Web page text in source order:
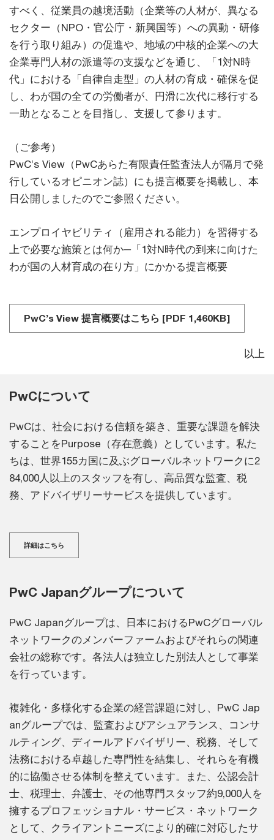
すべく、従業員の越境活動（企業等の人材が、異なる
セクター（NPO・官公庁・新興国等）への異動・研修
を行う取り組み）の促進や、地域の中核的企業への大
企業専門人材の派遣等の支援などを通じ、「1対N時
代」における「自律自走型」の人材の育成・確保を促
し、わが国の全ての労働者が、円滑に次代に移行する
一助となることを目指し、支援して参ります。
（ご参考）
PwC’s View（PwCあらた有限責任監査法人が隔月で発
行しているオピニオン誌）にも提言概要を掲載し、本
日公開しましたのでご参照ください。
エンプロイヤビリティ（雇用される能力）を習得する
上で必要な施策とは何か─「1対N時代の到来に向けた
わが国の人材育成の在り方」にかかる提言概要
PwC’s View 提言概要はこちら [PDF 1,460KB]
以上
PwCについて
PwCは、社会における信頼を築き、重要な課題を解決
することをPurpose（存在意義）としています。私た
ちは、世界155カ国に及ぶグローバルネットワークに2
84,000人以上のスタッフを有し、高品質な監査、税
務、アドバイザリーサービスを提供しています。
詳細はこちら
PwC Japanグループについて
PwC Japanグループは、日本におけるPwCグローバル
ネットワークのメンバーファームおよびそれらの関連
会社の総称です。各法人は独立した別法人として事業
を行っています。
複雑化・多様化する企業の経営課題に対し、PwC Jap
anグループでは、監査およびアシュアランス、コンサ
ルティング、ディールアドバイザリー、税務、そして
法務における卓越した専門性を結集し、それらを有機
的に協働させる体制を整えています。また、公認会計
士、税理士、弁護士、その他専門スタッフ約9,000人を
擁するプロフェッショナル・サービス・ネットワーク
として、クライアントニーズにより的確に対応したサ